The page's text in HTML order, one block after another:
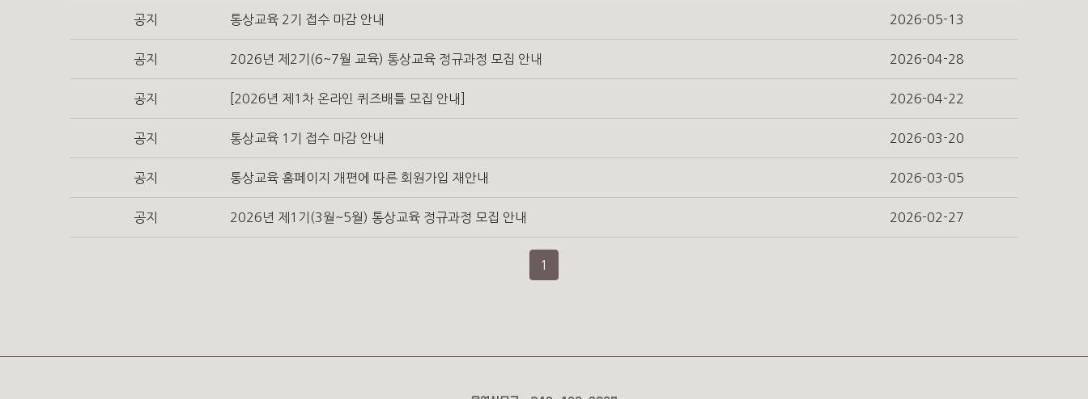
공지 통상교육 2기 접수 마감 안내 2026-05-13
공지 2026년 제2기(6~7월 교육) 통상교육 정규과정 모집 안내 2026-04-28
공지 [2026년 제1차 온라인 퀴즈배틀 모집 안내] 2026-04-22
공지 통상교육 1기 접수 마감 안내 2026-03-20
공지 통상교육 홈페이지 개편에 따른 회원가입 재안내 2026-03-05
공지 2026년 제1기(3월~5월) 통상교육 정규과정 모집 안내 2026-02-27
1